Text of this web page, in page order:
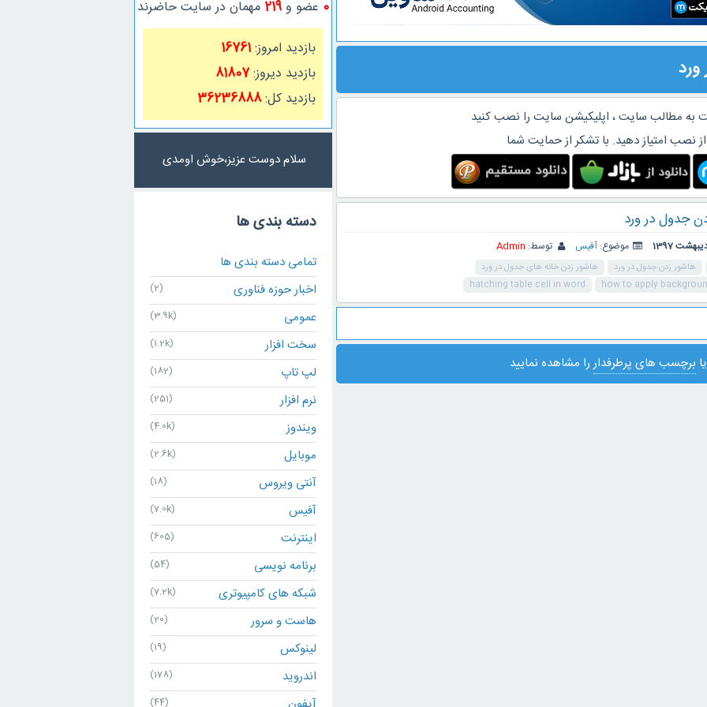
به مطالب سایت ، اپلیکیشن سایت را نصب کنید
نصب امتیاز دهید. با تشکر از حمایت شما
جدول در ورد
موضوع: آفیس توسط: Admin
هاشور زدن جدول در ورد
هاشور زدن خانه های جدول در ورد
how to apply
hatching table cell in word
یا برچسب های پرطرفداررا مشاهده نمایید
0 عضو و219 مهمان در سایت حاضرند
بازدید امروز:16761
بازدید دیروز:81807
بازدید کل:36236888
سلام دوست عزیز،خوش اومدی
دسته بندی ها
تمامی دسته بندی ها
اخبار حوزه فناوری
(2)
عمومی (3.9k)
سخت افزار (1.2k)
لپ تاپ (182)
نرم افزار (251)
ویندوز (4.0k)
موبایل (2.6k)
آنتی ویروس (18)
آفیس (7.0k)
اینترنت (605)
برنامه نویسی (54)
شبکه های کامپیوتری (7.2k)
هاست و سرور (20)
لینوکس (19)
اندروید (178)
(44)